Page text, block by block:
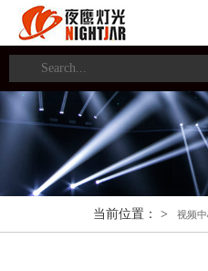
当前位置： > 视频